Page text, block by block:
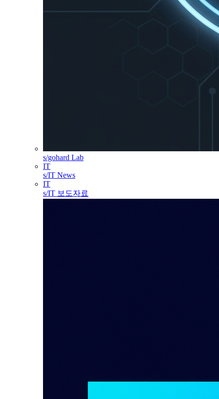
s/gohard Lab
IT
s/IT News
IT
s/IT 보도자료